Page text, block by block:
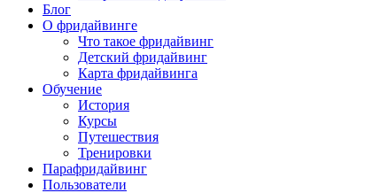
Блог
О фридайвинге
Что такое фридайвинг
Детский фридайвинг
Карта фридайвинга
Обучение
История
Курсы
Путешествия
Тренировки
Парафридайвинг
Пользователи